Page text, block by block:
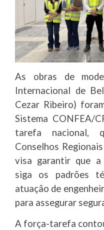
As obras de
Internacional de
Cezar Ribeiro)
Sistema CONFEA/
tarefa nacional,
Conselhos
visa garantir que a
siga os padrões
atuação de
para assegurar
A força-tarefa